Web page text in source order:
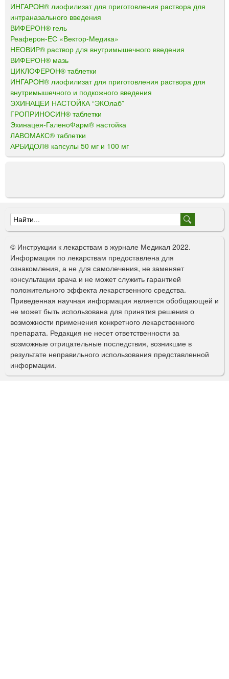
ИНГАРОН® лиофилизат для приготовления раствора для
интраназального введения
ВИФЕРОН® гель
Реаферон-ЕС «Вектор-Медика»
НЕОВИР® раствор для внутримышечного введения
ВИФЕРОН® мазь
ЦИКЛОФЕРОН® таблетки
ИНГАРОН® лиофилизат для приготовления раствора для
внутримышечного и подкожного введения
ЭХИНАЦЕИ НАСТОЙКА “ЭКОлаб”
ГРОПРИНОСИН® таблетки
Эхинацея-ГаленоФарм® настойка
ЛАВОМАКС® таблетки
АРБИДОЛ® капсулы 50 мг и 100 мг
Ф
о
р
м
а
п
о
и
с
к
© Инструкции к лекарствам в журнале Медикал 2022.
Информация по лекарствам предоставлена для
ознакомления, а не для самолечения, не заменяет
консультации врача и не может служить гарантией
положительного эффекта лекарственного средства.
Приведенная научная информация является обобщающей и
не может быть использована для принятия решения о
возможности применения конкретного лекарственного
препарата. Редакция не несет ответственности за
возможные отрицательные последствия, возникшие в
результате неправильного использования представленной
информации.